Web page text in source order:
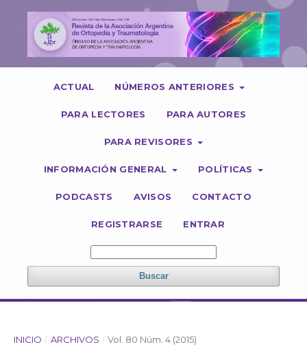
ACTUAL NÚMEROS ANTERIORES
PARA LECTORES PARA AUTORES
PARA REVISORES
INFORMACIÓN GENERAL POLÍTICAS
PODCASTS AVISOS CONTACTO
REGISTRARSE ENTRAR
Buscar
INICIO / ARCHIVOS / Vol. 80 Núm. 4 (2015)